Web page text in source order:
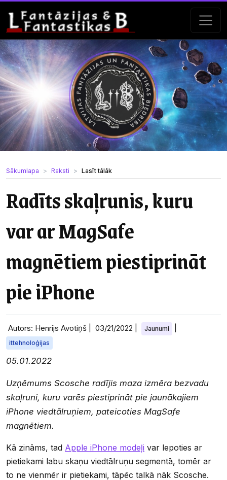
Sākumlapa Raksti Lasīt tālāk
Radīts skaļrunis, kuru
var ar MagSafe
magnētiem piestiprināt
pie iPhone
Autors: Henrijs Avotiņš | 03/21/2022 Jaunumi
ittehnoloģijas
05.01.2022
Uzņēmums Scosche radījis maza izmēra bezvadu
skaļruni, kuru varēs piestiprināt pie jaunākajiem
iPhone viedtālruņiem, pateicoties MagSafe
magnētiem.
Kā zināms, tad Apple iPhone modeļi var lepoties ar
pietiekami labu skaņu viedtālruņu segmentā, tomēr ar
to ne vienmēr ir pietiekami, tāpēc talkā nāk Scosche.